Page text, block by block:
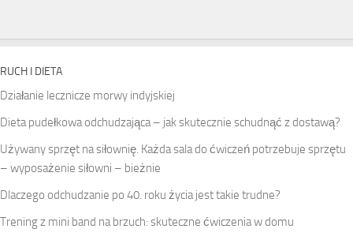
RUCH I DIETA
Działanie lecznicze morwy indyjskiej
Dieta pudełkowa odchudzająca – jak skutecznie schudnąć z dostawą?
Używany sprzęt na siłownię. Każda sala do ćwiczeń potrzebuje sprzętu
– wyposażenie siłowni – bieżnie
Dlaczego odchudzanie po 40. roku życia jest takie trudne?
Trening z mini band na brzuch: skuteczne ćwiczenia w domu